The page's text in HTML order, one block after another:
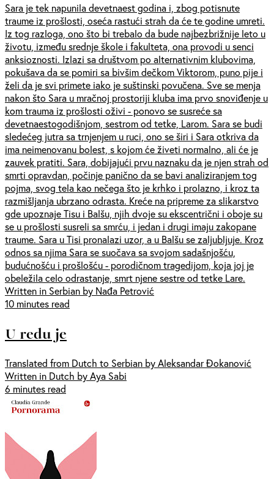
Sara je tek napunila devetnaest godina i, zbog potisnute
traume iz prošlosti, oseća rastući strah da će te godine umreti.
Iz tog razloga, ono što bi trebalo da bude najbezbrižnije leto u
životu, između srednje škole i fakulteta, ona provodi u senci
anksioznosti. Izlazi sa društvom po alternativnim klubovima,
pokušava da se pomiri sa bivšim dečkom Viktorom, puno pije i
želi da je svi primete iako je suštinski povučena. Sve se menja
nakon što Sara u mračnoj prostoriji kluba ima prvo snoviđenje u
kom trauma iz prošlosti oživi - ponovo se susreće sa
devetnaestogodišnjom, sestrom od tetke, Larom. Sara se budi
sledećeg jutra sa trnjenjem u ruci, ono se širi i Sara otkriva da
ima neimenovanu bolest, s kojom će živeti normalno, ali će je
zauvek pratiti. Sara, dobijajući prvu naznaku da je njen strah od
smrti opravdan, počinje panično da se bavi analiziranjem tog
pojma, svog tela kao nečega što je krhko i prolazno, i kroz ta
razmišljanja ubrzano odrasta. Kreće na pripreme za slikarstvo
gde upoznaje Tisu i Balšu, njih dvoje su ekscentrični i oboje su
se u prošlosti susreli sa smrću, i jedan i drugi imaju zakopane
traume. Sara u Tisi pronalazi uzor, a u Balšu se zaljubljuje. Kroz
odnos sa njima Sara se suočava sa svojom sadašnjošću,
budućnošću i prošlošću - porodičnom tragedijom, koja joj je
obeležila celo odrastanje, smrt njene sestre od tetke Lare.
Written in Serbian by Nađa Petrović
10 minutes read
U redu je
Translated from Dutch to Serbian by Aleksandar Đokanović
Written in Dutch by Aya Sabi
6 minutes read